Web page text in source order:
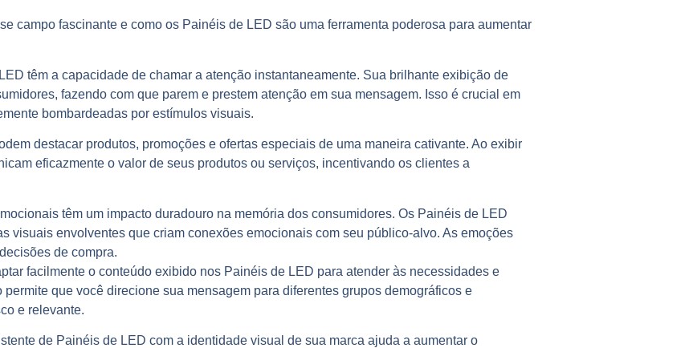
campo fascinante e como os Painéis de LED são uma ferramenta poderosa para aumentar
têm a capacidade de chamar a atenção instantaneamente. Sua brilhante exibição de
fazendo com que parem e prestem atenção em sua mensagem. Isso é crucial em
bombardeadas por estímulos visuais.
destacar produtos, promoções e ofertas especiais de uma maneira cativante. Ao exibir
eficazmente o valor de seus produtos ou serviços, incentivando os clientes a
têm um impacto duradouro na memória dos consumidores. Os Painéis de LED
visuais envolventes que criam conexões emocionais com seu público-alvo. As emoções
de compra.
facilmente o conteúdo exibido nos Painéis de LED para atender às necessidades e
que você direcione sua mensagem para diferentes grupos demográficos e
e relevante.
de Painéis de LED com a identidade visual de sua marca ajuda a aumentar o